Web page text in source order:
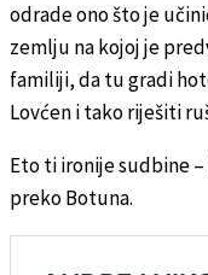
odrade ono što je
zemlju na kojoj je
familiji, da tu gradi
Lovćen i tako riješiti
Eto ti ironije sudbine
preko Botuna.